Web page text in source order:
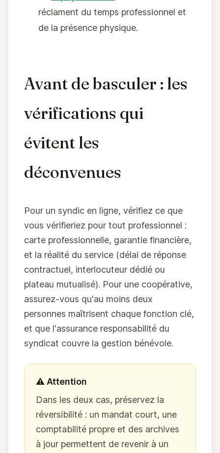
réclament du temps professionnel et
de la présence physique.
Avant de basculer : les
vérifications qui
évitent les
déconvenues
Pour un syndic en ligne, vérifiez ce que
vous vérifieriez pour tout professionnel :
carte professionnelle, garantie financière,
et la réalité du service (délai de réponse
contractuel, interlocuteur dédié ou
plateau mutualisé). Pour une coopérative,
assurez-vous qu'au moins deux
personnes maîtrisent chaque fonction clé,
et que l'assurance responsabilité du
syndicat couvre la gestion bénévole.
⚠️ Attention
Dans les deux cas, préservez la
réversibilité : un mandat court, une
comptabilité propre et des archives
à jour permettent de revenir à un